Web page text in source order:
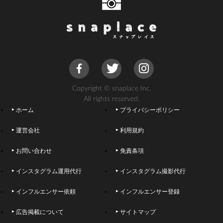
Copyright © snaplace Inc.
All rights reserved.
ホーム プライバシーポリシー
運営会社 利用規約
お問い合わせ 免責条項
インスタグラム運用代行 インスタグラム撮影代行
インフルエンサー依頼 インフルエンサー登録
広告掲載について サイトマップ